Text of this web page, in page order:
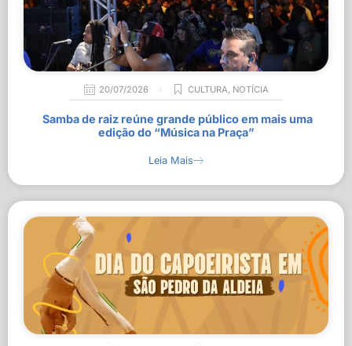
20/07/2026 CULTURA, NOTÍCIA
Samba de raiz reúne grande público em mais uma
edição do “Música na Praça”
Leia Mais